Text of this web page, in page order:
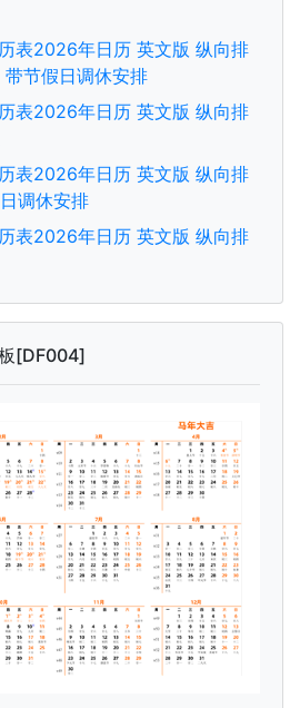
表2026年日历 英文版 纵向排
节假日调休安排
表2026年日历 英文版 纵向排
表2026年日历 英文版 纵向排
调休安排
表2026年日历 英文版 纵向排
[DF004]